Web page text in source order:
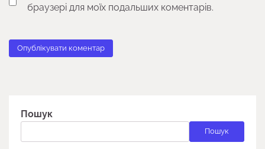
браузері для моїх подальших коментарів.
Пошук
Пошук